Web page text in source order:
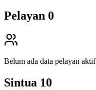
Pelayan 0
Belum ada data pelayan aktif
Sintua 10